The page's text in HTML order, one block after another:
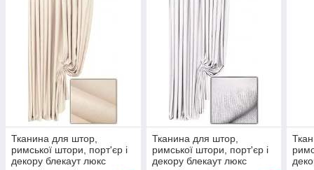
Тканина для штор,
римської штори, порт'єр і
декору блекаут люкс
Тканина для штор,
римської штори, порт'єр і
декору блекаут люкс